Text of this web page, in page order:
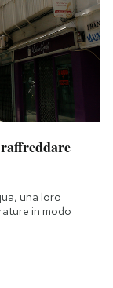
una loro
in modo